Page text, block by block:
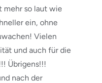
mehr so laut wie
ein, ohne
Vielen
und auch für die
Übrigens!!!
nach der